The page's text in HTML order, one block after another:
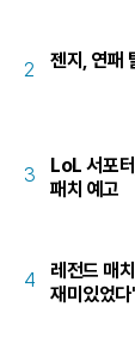
2 젠지, 연패
3
LoL 서포
패치 예고
4
레전드 매
재미있었